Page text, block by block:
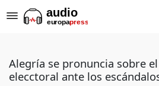
Alegría se pronuncia sobre
elecctoral ante los